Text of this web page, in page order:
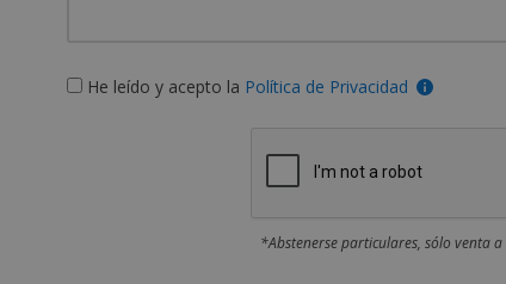
He leído y acepto la Política de Privacidad
*Abstenerse particulares, sólo venta